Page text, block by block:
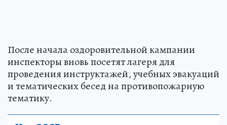
После начала оздоровительной кампании
инспекторы вновь посетят лагеря для
проведения инструктажей, учебных эвакуаций
и тематических бесед на противопожарную
тематику.